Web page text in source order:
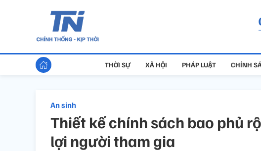
THỜI SỰ XÃ HỘI PHÁP LUẬT CHÍNH
An sinh
Thiết kế chính sách bao phủ
lợi người tham gia